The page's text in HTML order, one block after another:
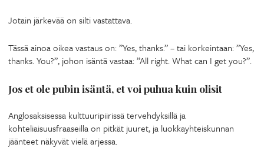
Jotain järkevää on silti vastattava.
Tässä ainoa oikea vastaus on: ”Yes, thanks.” – tai korkeintaan: ”Yes,
thanks. You?”, johon isäntä vastaa: ”All right. What can I get you?”.
Jos et ole pubin isäntä, et voi puhua kuin olisit
Anglosaksisessa kulttuuripiirissä tervehdyksillä ja
kohteliaisuusfraaseilla on pitkät juuret, ja luokkayhteiskunnan
jäänteet näkyvät vielä arjessa.